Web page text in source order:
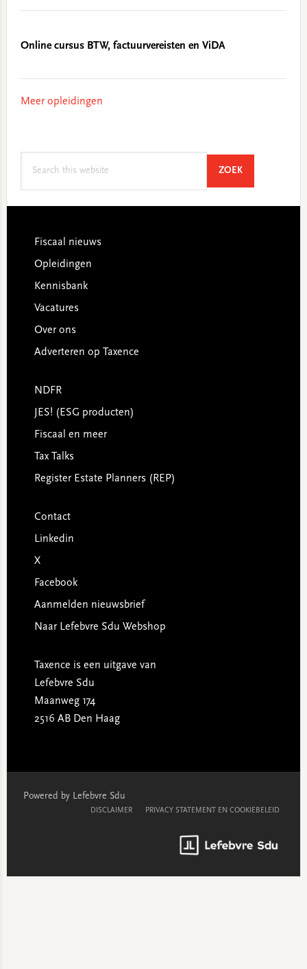
Online cursus BTW, factuurvereisten en ViDA
Meer opleidingen
ZOEKSEARCH
Footer
Fiscaal nieuws
Opleidingen
Kennisbank
Vacatures
Over ons
Adverteren op Taxence
NDFR
JES! (ESG producten)
Fiscaal en meer
Tax Talks
Register Estate Planners (REP)
Contact
Linkedin
X
Facebook
Aanmelden nieuwsbrief
Naar Lefebvre Sdu Webshop
Taxence is een uitgave van
Lefebvre Sdu
Maanweg 174
2516 AB Den Haag
Powered by Lefebvre Sdu
DISCLAIMER PRIVACY STATEMENT EN COOKIEBELEID